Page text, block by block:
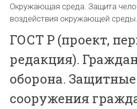
Окружающая среда. Защита
воздействия окружающей
ГОСТ Р (проект,
редакция).
оборона. Защитные
сооружения